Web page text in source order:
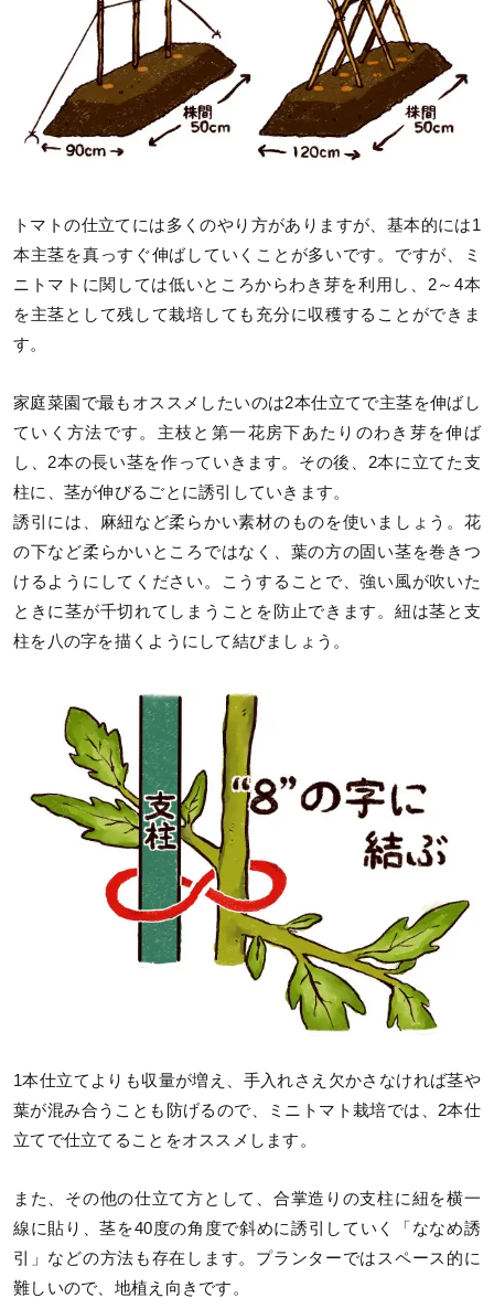
トマトの仕立てには多くのやり方がありますが、基本的には1
本主茎を真っすぐ伸ばしていくことが多いです。ですが、ミ
ニトマトに関しては低いところからわき芽を利用し、2～4本
を主茎として残して栽培しても充分に収穫することができま
す。
家庭菜園で最もオススメしたいのは2本仕立てで主茎を伸ばし
ていく方法です。主枝と第一花房下あたりのわき芽を伸ば
し、2本の長い茎を作っていきます。その後、2本に立てた支
柱に、茎が伸びるごとに誘引していきます。
誘引には、麻紐など柔らかい素材のものを使いましょう。花
の下など柔らかいところではなく、葉の方の固い茎を巻きつ
けるようにしてください。こうすることで、強い風が吹いた
ときに茎が千切れてしまうことを防止できます。紐は茎と支
柱を八の字を描くようにして結びましょう。
1本仕立てよりも収量が増え、手入れさえ欠かさなければ茎や
葉が混み合うことも防げるので、ミニトマト栽培では、2本仕
立てで仕立てることをオススメします。
また、その他の仕立て方として、合掌造りの支柱に紐を横一
線に貼り、茎を40度の角度で斜めに誘引していく「ななめ誘
引」などの方法も存在します。プランターではスペース的に
難しいので、地植え向きです。